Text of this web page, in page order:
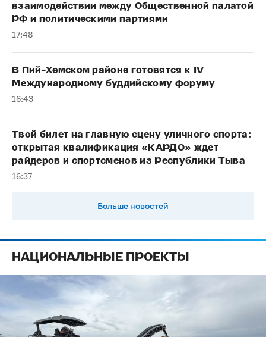
взаимодействии между Общественной палатой
РФ и политическими партиями
17:48
В Пий-Хемском районе готовятся к IV
Международному буддийскому форуму
16:43
Твой билет на главную сцену уличного спорта:
открытая квалификация «КАРДО» ждет
райдеров и спортсменов из Республики Тыва
16:37
Больше новостей
НАЦИОНАЛЬНЫЕ ПРОЕКТЫ